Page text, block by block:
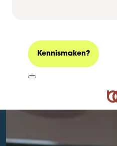
Kennismaken?
3 tips
vliegende